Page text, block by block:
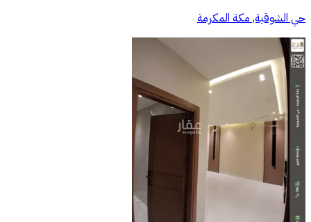
حي الشوقية, مكة المكرمة